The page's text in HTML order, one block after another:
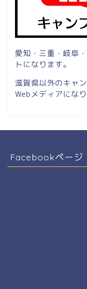
愛知・三重・岐阜
トになります。
滋賀県以外のキャ
Webメディアになり
Facebookページ